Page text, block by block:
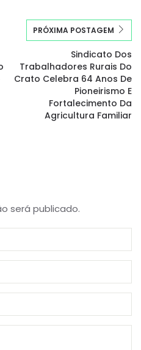
PRÓXIMA POSTAGEM
Sindicato Dos
Trabalhadores Rurais Do
Crato Celebra 64 Anos De
Pioneirismo E
Fortalecimento Da
Agricultura Familiar
será publicado.